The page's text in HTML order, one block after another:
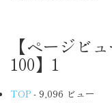
【ページビ
100】1
TOP - 9,096 ビュー